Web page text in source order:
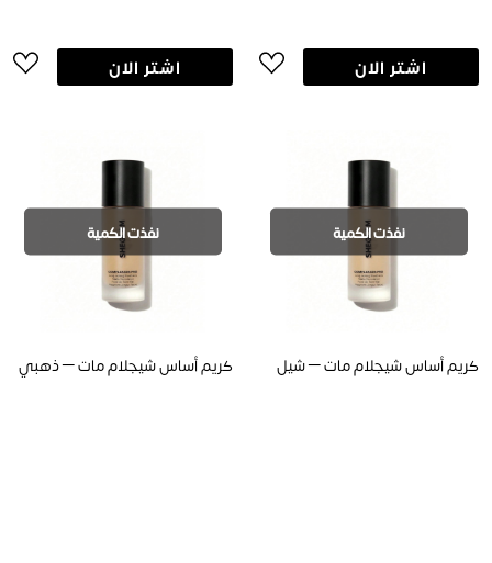
اشتر الان اشتر الان
نفذت الكمية
كريم أساس شيجلام مات – شيل
نفذت الكمية
كريم أساس شيجلام مات – ذهبي